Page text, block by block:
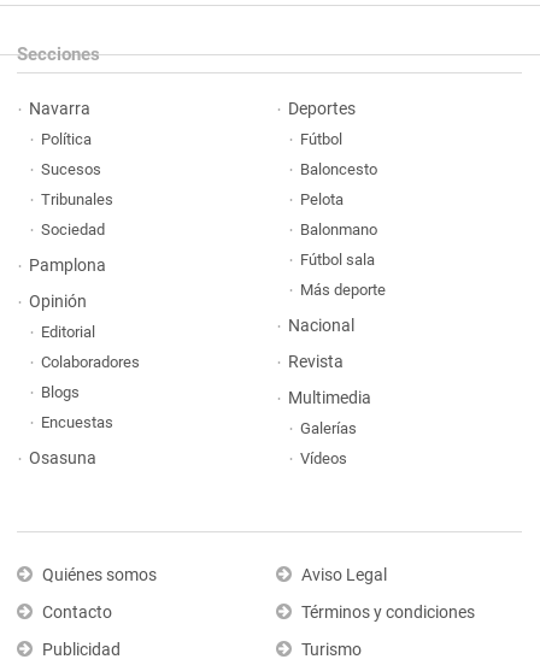
Secciones
Navarra
Política
Sucesos
Tribunales
Sociedad
Pamplona
Opinión
Editorial
Colaboradores
Blogs
Encuestas
Osasuna
Deportes
Fútbol
Baloncesto
Pelota
Balonmano
Fútbol sala
Más deporte
Nacional
Revista
Multimedia
Galerías
Vídeos
Quiénes somos
Contacto
Publicidad
Aviso Legal
Términos y condiciones
Turismo